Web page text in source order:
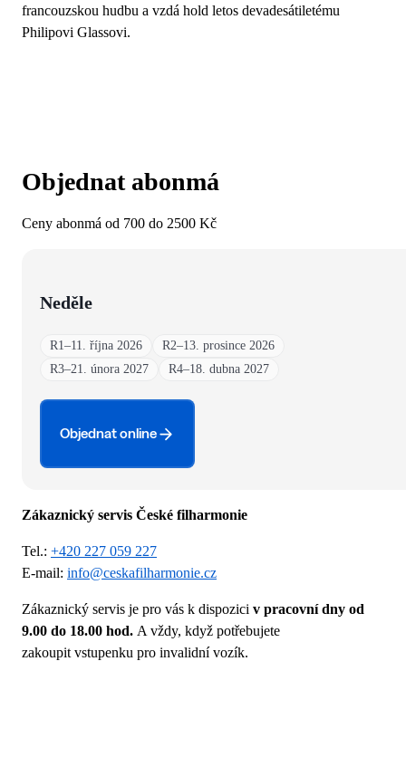
francouzskou hudbu a vzdá hold letos devadesátiletému
Philipovi Glassovi.
Objednat abonmá
Ceny abonmá od 700 do 2500 Kč
Neděle
R1–11. října 2026 R2–13. prosince 2026
R3–21. února 2027 R4–18. dubna 2027
Objednat online
Zákaznický servis České filharmonie
Tel.: +420 227 059 227
E-mail: info@ceskafilharmonie.cz
Zákaznický servis je pro vás k dispozici v pracovní dny od
9.00 do 18.00 hod. A vždy, když potřebujete
zakoupit vstupenku pro invalidní vozík.